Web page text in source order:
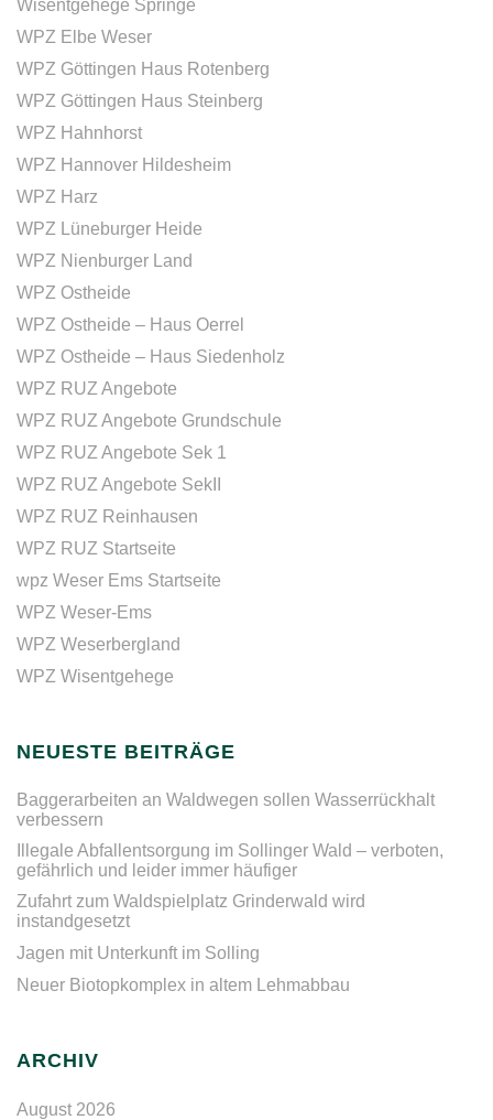
Wisentgehege Springe
WPZ Elbe Weser
WPZ Göttingen Haus Rotenberg
WPZ Göttingen Haus Steinberg
WPZ Hahnhorst
WPZ Hannover Hildesheim
WPZ Harz
WPZ Lüneburger Heide
WPZ Nienburger Land
WPZ Ostheide
WPZ Ostheide – Haus Oerrel
WPZ Ostheide – Haus Siedenholz
WPZ RUZ Angebote
WPZ RUZ Angebote Grundschule
WPZ RUZ Angebote Sek 1
WPZ RUZ Angebote SekII
WPZ RUZ Reinhausen
WPZ RUZ Startseite
wpz Weser Ems Startseite
WPZ Weser-Ems
WPZ Weserbergland
WPZ Wisentgehege
NEUESTE BEITRÄGE
Baggerarbeiten an Waldwegen sollen Wasserrückhalt
verbessern
Illegale Abfallentsorgung im Sollinger Wald – verboten,
gefährlich und leider immer häufiger
Zufahrt zum Waldspielplatz Grinderwald wird
instandgesetzt
Jagen mit Unterkunft im Solling
Neuer Biotopkomplex in altem Lehmabbau
ARCHIV
August 2026